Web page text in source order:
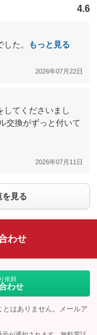
4.6
た。 もっと見る
2026年07月22日
してくださいまし
交換がずっと付いて
2026年07月11日
を見る
わせ
依頼
わせ
はありません。メールア